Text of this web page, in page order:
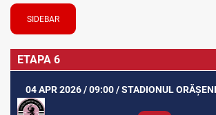
SIDEBAR
ETAPA 6
04 APR 2026 / 09:00 / STADIONUL